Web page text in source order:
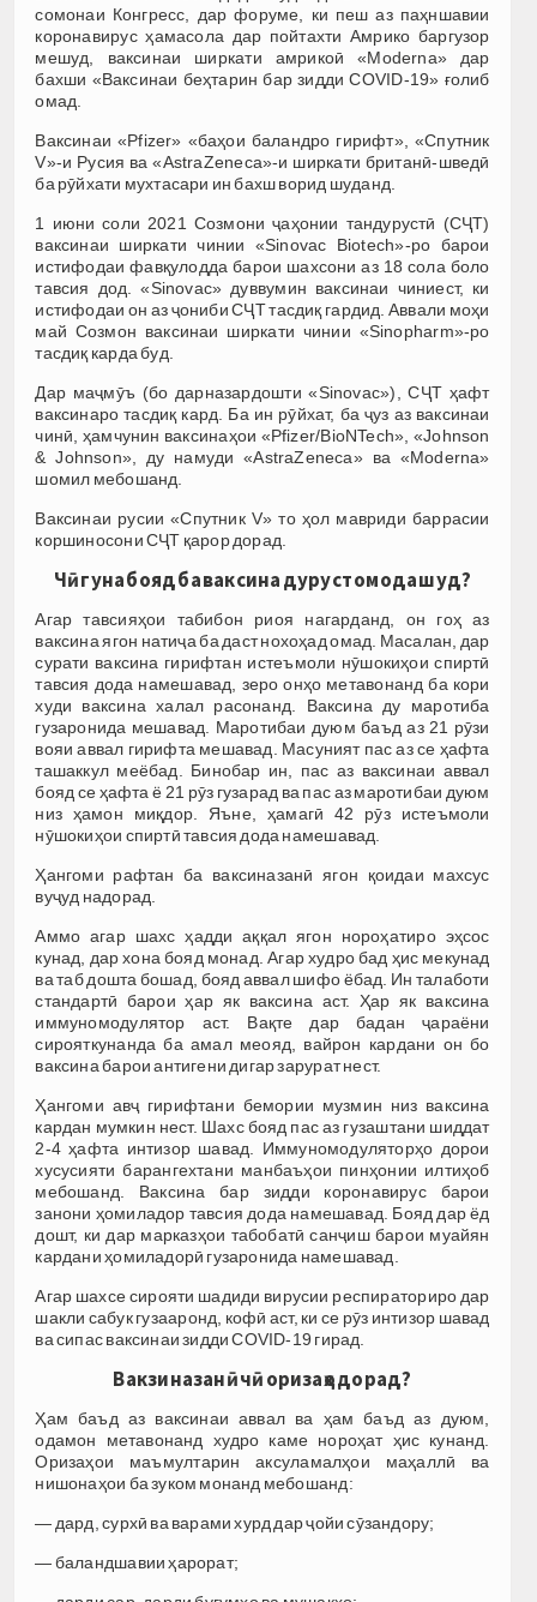
сомонаи Конгресс, дар форуме, ки пеш аз паҳншавии
коронавирус ҳамасола дар пойтахти Амрико баргузор
мешуд, ваксинаи ширкати амрикоӣ «Moderna» дар
бахши «Ваксинаи беҳтарин бар зидди COVID-19» ғолиб
омад.
Ваксинаи «Pfizer» «баҳои баландро гирифт», «Спутник
V»-и Русия ва «AstraZeneca»-и ширкати британӣ-шведӣ
ба рӯйхати мухтасари ин бахш ворид шуданд.
1 июни соли 2021 Созмони ҷаҳонии тандурустӣ (СҶТ)
ваксинаи ширкати чинии «Sinovac Biotech»-ро барои
истифодаи фавқулодда барои шахсони аз 18 сола боло
тавсия дод. «Sinovac» дуввумин ваксинаи чиниест, ки
истифодаи он аз ҷониби СҶТ тасдиқ гардид. Аввали моҳи
май Созмон ваксинаи ширкати чинии «Sinopharm»-ро
тасдиқ карда буд.
Дар маҷмӯъ (бо дарназардошти «Sinovac»), СҶТ ҳафт
ваксинаро тасдиқ кард. Ба ин рӯйхат, ба ҷуз аз ваксинаи
чинӣ, ҳамчунин ваксинаҳои «Pfizer/BioNTech», «Johnson
& Johnson», ду намуди «AstraZeneca» ва «Moderna»
шомил мебошанд.
Ваксинаи русии «Спутник V» то ҳол мавриди баррасии
коршиносони СҶТ қарор дорад.
Чӣ гуна бояд ба ваксина дуруст омода шуд?
Агар тавсияҳои табибон риоя нагарданд, он гоҳ аз
ваксина ягон натиҷа ба даст нохоҳад омад. Масалан, дар
сурати ваксина гирифтан истеъмоли нӯшокиҳои спиртӣ
тавсия дода намешавад, зеро онҳо метавонанд ба кори
худи ваксина халал расонанд. Ваксина ду маротиба
гузаронида мешавад. Маротибаи дуюм баъд аз 21 рӯзи
вояи аввал гирифта мешавад. Масуният пас аз се ҳафта
ташаккул меёбад. Бинобар ин, пас аз ваксинаи аввал
бояд се ҳафта ё 21 рӯз гузарад ва пас аз маротибаи дуюм
низ ҳамон миқдор. Яъне, ҳамагӣ 42 рӯз истеъмоли
нӯшокиҳои спиртӣ тавсия дода намешавад.
Ҳангоми рафтан ба ваксиназанӣ ягон қоидаи махсус
вуҷуд надорад.
Аммо агар шахс ҳадди аққал ягон нороҳатиро эҳсос
кунад, дар хона бояд монад. Агар худро бад ҳис мекунад
ва таб дошта бошад, бояд аввал шифо ёбад. Ин талаботи
стандартӣ барои ҳар як ваксина аст. Ҳар як ваксина
иммуномодулятор аст. Вақте дар бадан ҷараёни
сирояткунанда ба амал меояд, вайрон кардани он бо
ваксина барои антигени дигар зарурат нест.
Ҳангоми авҷ гирифтани бемории музмин низ ваксина
кардан мумкин нест. Шахс бояд пас аз гузаштани шиддат
2-4 ҳафта интизор шавад. Иммуномодуляторҳо дорои
хусусияти барангехтани манбаъҳои пинҳонии илтиҳоб
мебошанд. Ваксина бар зидди коронавирус барои
занони ҳомиладор тавсия дода намешавад. Бояд дар ёд
дошт, ки дар марказҳои табобатӣ санҷиш барои муайян
кардани ҳомиладорӣ гузаронида намешавад.
Агар шахсе сирояти шадиди вирусии респираториро дар
шакли сабук гузааронд, кофӣ аст, ки се рӯз интизор шавад
ва сипас ваксинаи зидди COVID-19 гирад.
Вакзиназанӣ чӣ оризаҳо дорад?
Ҳам баъд аз ваксинаи аввал ва ҳам баъд аз дуюм,
одамон метавонанд худро каме нороҳат ҳис кунанд.
Оризаҳои маъмултарин аксуламалҳои маҳаллӣ ва
нишонаҳои ба зуком монанд мебошанд:
— дард, сурхӣ ва варами хурд дар ҷойи сӯзандору;
— баландшавии ҳарорат;